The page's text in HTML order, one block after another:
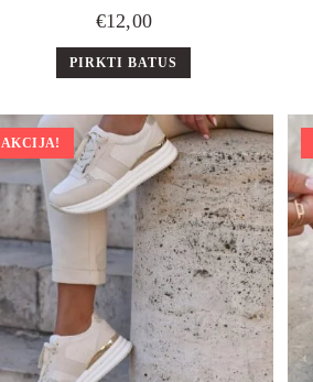
€12,00
PIRKTI BATUS
AKCIJA!